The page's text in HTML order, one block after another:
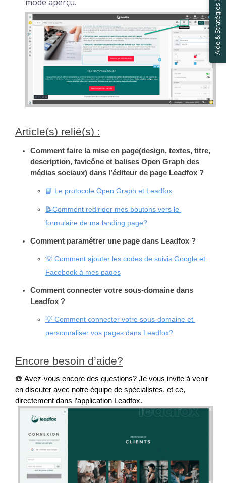
Article(s) relié(s) :
Comment faire la mise en page(design, textes, titre,
description, favicône et balises Open Graph des
médias sociaux) dans l’éditeur de page Leadfox ?
📘 Le protocole Open Graph et Leadfox
📝Comment rediriger mes boutons vers le
formulaire de ma landing page?
Comment paramétrer une page dans Leadfox ?
💡 Comment ajouter les codes de suivis Google et
Facebook à mes pages
Comment connecter votre sous-domaine dans
Leadfox ?
💡 Comment connecter votre sous-domaine et
personnaliser vos pages dans Leadfox?
Encore besoin d’aide?
☎️ Avez-vous encore des questions? Je vous invite à venir
en discuter avec notre équipe de spécialistes, et ce,
directement dans l’application Leadfox.
Aide & Stratégies ✋